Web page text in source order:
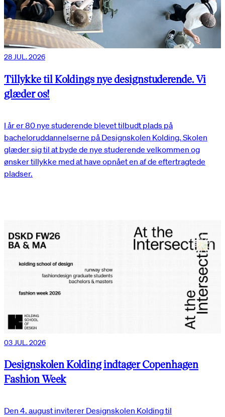
28 JUL. 2026
Tillykke til Koldings nye designstuderende. Vi
glæder os!
I år er 80 nye studerende blevet tilbudt plads på
bacheloruddannelserne på Designskolen Kolding. Skolen
glæder sig til at byde de nye studerende velkommen og
ønsker tillykke med at have opnået en af de eftertragtede
pladser.
03 JUL. 2026
Designskolen Kolding indtager Copenhagen
Fashion Week
Den 4. august inviterer Designskolen Kolding til